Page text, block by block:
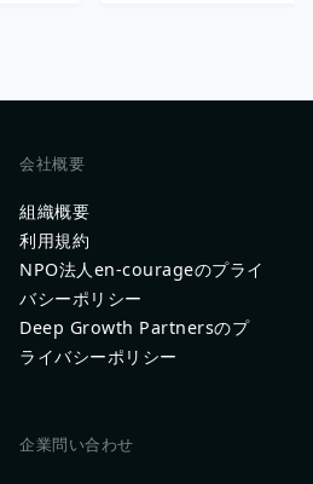
会社概要
組織概要
利用規約
NPO法人en-courageのプライ
バシーポリシー
Deep Growth Partnersのプ
ライバシーポリシー
企業問い合わせ